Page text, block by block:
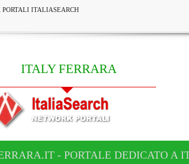
PORTALI ITALIASEARCH
ITALY FERRARA
- PORTALE DEDICATO A